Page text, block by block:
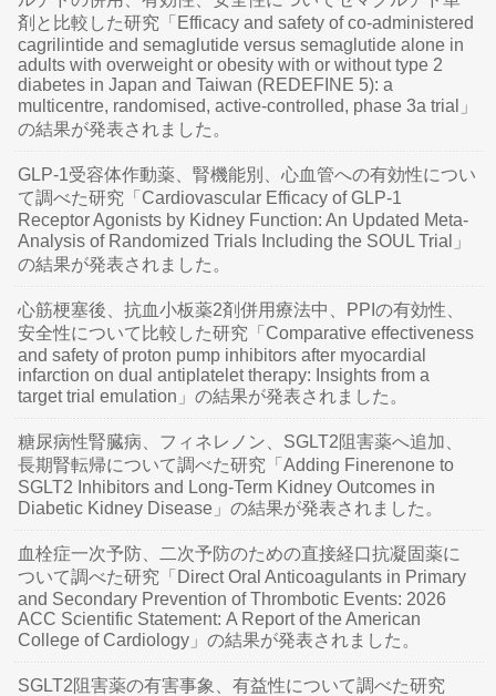
剤と比較した研究「Efficacy and safety of co-administered
cagrilintide and semaglutide versus semaglutide alone in
adults with overweight or obesity with or without type 2
diabetes in Japan and Taiwan (REDEFINE 5): a
multicentre, randomised, active-controlled, phase 3a trial」
の結果が発表されました。
GLP-1受容体作動薬、腎機能別、心血管への有効性につい
て調べた研究「Cardiovascular Efficacy of GLP-1
Receptor Agonists by Kidney Function: An Updated Meta-
Analysis of Randomized Trials Including the SOUL Trial」
の結果が発表されました。
心筋梗塞後、抗血小板薬2剤併用療法中、PPIの有効性、
安全性について比較した研究「Comparative effectiveness
and safety of proton pump inhibitors after myocardial
infarction on dual antiplatelet therapy: Insights from a
target trial emulation」の結果が発表されました。
糖尿病性腎臓病、フィネレノン、SGLT2阻害薬へ追加、
長期腎転帰について調べた研究「Adding Finerenone to
SGLT2 Inhibitors and Long-Term Kidney Outcomes in
Diabetic Kidney Disease」の結果が発表されました。
血栓症一次予防、二次予防のための直接経口抗凝固薬に
ついて調べた研究「Direct Oral Anticoagulants in Primary
and Secondary Prevention of Thrombotic Events: 2026
ACC Scientific Statement: A Report of the American
College of Cardiology」の結果が発表されました。
SGLT2阻害薬の有害事象、有益性について調べた研究